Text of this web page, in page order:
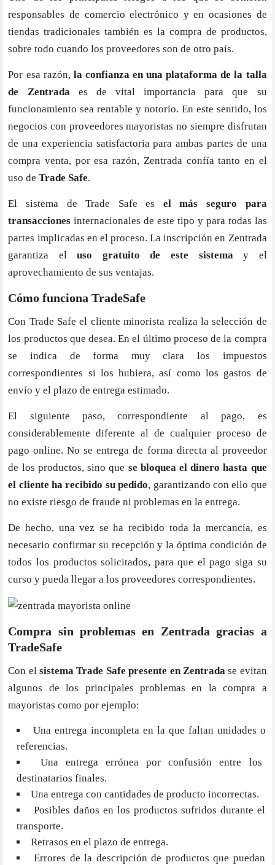
responsables de comercio electrónico y en ocasiones de
tiendas tradicionales también es la compra de productos,
sobre todo cuando los proveedores son de otro país.
Por esa razón, la confianza en una plataforma de la talla
de Zentradaes de vital importancia para que su
funcionamiento sea rentable y notorio. En este sentido, los
negocios con proveedores mayoristas no siempre disfrutan
de una experiencia satisfactoria para ambas partes de una
compra venta, por esa razón, Zentrada confía tanto en el
uso deTrade Safe.
El sistema de Trade Safe es el más seguro para
transacciones internacionales de este tipo y para todas las
partes implicadas en el proceso. La inscripción en Zentrada
garantiza eluso gratuito de este sistemay el
aprovechamiento de sus ventajas.
Cómo funciona TradeSafe
Con Trade Safe el cliente minorista realiza la selección de
los productos que desea. En el último proceso de la compra
se indica de forma muy clara los impuestos
correspondientes si los hubiera, así como los gastos de
envío y el plazo de entrega estimado.
El siguiente paso, correspondiente al pago, es
considerablemente diferente al de cualquier proceso de
pago online. No se entrega de forma directa al proveedor
de los productos, sino que se bloquea el dinero hasta que
el cliente ha recibido su pedido, garantizando con ello que
no existe riesgo de fraude ni problemas en la entrega.
De hecho, una vez se ha recibido toda la mercancía, es
necesario confirmar su recepción y la óptima condición de
todos los productos solicitados, para que el pago siga su
curso y pueda llegar a los proveedores correspondientes.
Compra sin problemas en Zentrada gracias a
TradeSafe
Con elsistema Trade Safe presente en Zentradase evitan
algunos de los principales problemas en la compra a
mayoristas como por ejemplo:
Una entrega incompleta en la que faltan unidades o
referencias.
Una entrega errónea por confusión entre los
destinatarios finales.
Una entrega con cantidades de producto incorrectas.
Posibles daños en los productos sufridos durante el
transporte.
Retrasos en el plazo de entrega.
Errores de la descripción de productos que puedan